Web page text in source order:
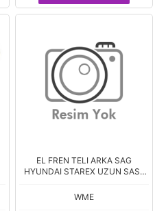
EL FREN TELI ARKA SAG
HYUNDAI STAREX UZUN SASE
WME